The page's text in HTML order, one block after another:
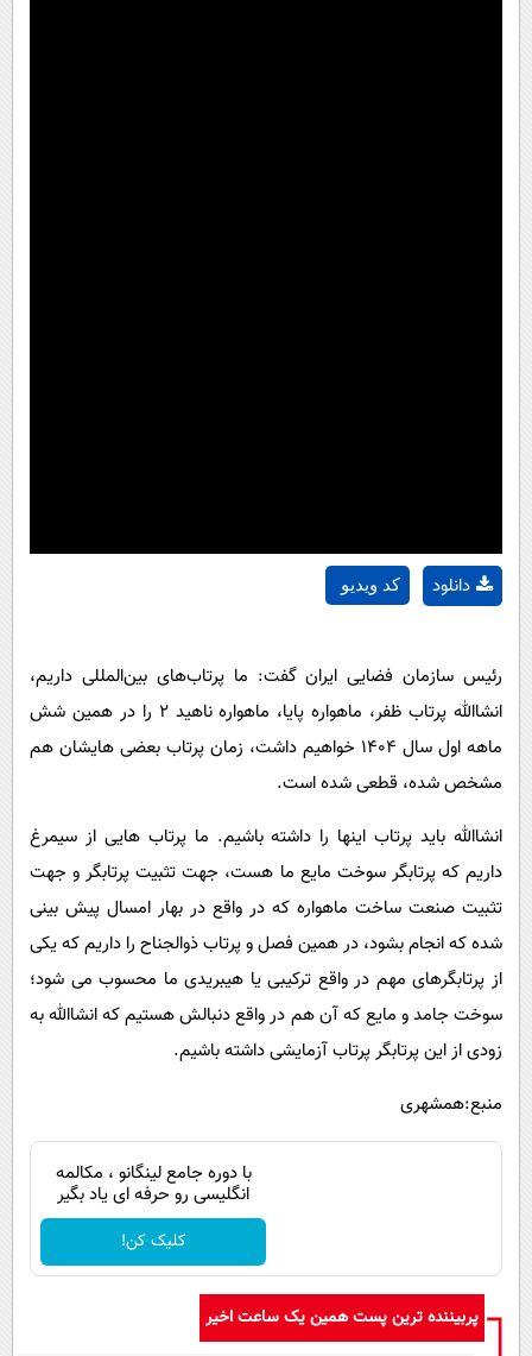
کد ویدیو دانلود
رئیس سازمان فضایی ایران گفت: ما پرتاب‌های بین‌المللی داریم،
انشاالله پرتاب ظفر، ماهواره پایا، ماهواره ناهید ۲ را در همین شش
ماهه اول سال ۱۴۰۴ خواهیم داشت، زمان پرتاب بعضی هایشان هم
مشخص شده، قطعی شده است.
انشاالله باید پرتاب اینها را داشته باشیم. ما پرتاب هایی از سیمرغ
داریم که پرتابگر سوخت مایع ما هست، جهت تثبیت پرتابگر و جهت
تثبیت صنعت ساخت ماهواره که در واقع در بهار امسال پیش بینی
شده که انجام بشود، در همین فصل و پرتاب ذوالجناح را داریم که یکی
از پرتابگرهای مهم در واقع ترکیبی یا هیبریدی ما محسوب می شود؛
سوخت جامد و مایع که آن هم در واقع دنبالش هستیم که انشاالله به
زودی از این پرتابگر پرتاب آزمایشی داشته باشیم.
منبع:همشهری
با دوره جامع لینگانو ، مکالمه
انگلیسی رو حرفه ای یاد بگیر
کلیک کن!
پربیننده ترین پست همین یک ساعت اخیر